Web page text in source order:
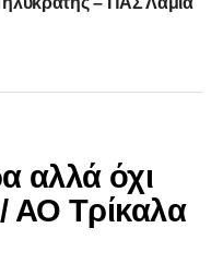
αλλά όχι
/ ΑΟ Τρίκαλα